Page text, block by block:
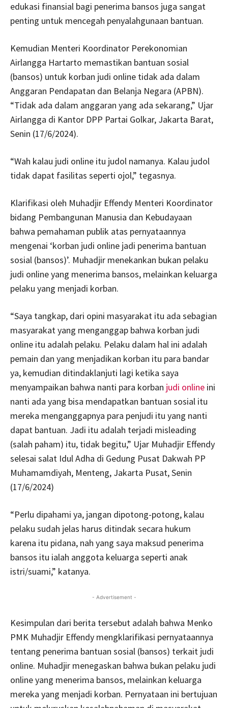
edukasi finansial bagi penerima bansos juga sangat
penting untuk mencegah penyalahgunaan bantuan.
Kemudian Menteri Koordinator Perekonomian
Airlangga Hartarto memastikan bantuan sosial
(bansos) untuk korban judi online tidak ada dalam
Anggaran Pendapatan dan Belanja Negara (APBN).
“Tidak ada dalam anggaran yang ada sekarang,” Ujar
Airlangga di Kantor DPP Partai Golkar, Jakarta Barat,
Senin (17/6/2024).
“Wah kalau judi online itu judol namanya. Kalau judol
tidak dapat fasilitas seperti ojol,” tegasnya.
Klarifikasi oleh Muhadjir Effendy Menteri Koordinator
bidang Pembangunan Manusia dan Kebudayaan
bahwa pemahaman publik atas pernyataannya
mengenai ‘korban judi online jadi penerima bantuan
sosial (bansos)’. Muhadjir menekankan bukan pelaku
judi online yang menerima bansos, melainkan keluarga
pelaku yang menjadi korban.
“Saya tangkap, dari opini masyarakat itu ada sebagian
masyarakat yang menganggap bahwa korban judi
online itu adalah pelaku. Pelaku dalam hal ini adalah
pemain dan yang menjadikan korban itu para bandar
ya, kemudian ditindaklanjuti lagi ketika saya
menyampaikan bahwa nanti para korban judi online ini
nanti ada yang bisa mendapatkan bantuan sosial itu
mereka menganggapnya para penjudi itu yang nanti
dapat bantuan. Jadi itu adalah terjadi misleading
(salah paham) itu, tidak begitu,” Ujar Muhadjir Effendy
selesai salat Idul Adha di Gedung Pusat Dakwah PP
Muhamamdiyah, Menteng, Jakarta Pusat, Senin
(17/6/2024)
“Perlu dipahami ya, jangan dipotong-potong, kalau
pelaku sudah jelas harus ditindak secara hukum
karena itu pidana, nah yang saya maksud penerima
bansos itu ialah anggota keluarga seperti anak
istri/suami,” katanya.
- Advertisement -
Kesimpulan dari berita tersebut adalah bahwa Menko
PMK Muhadjir Effendy mengklarifikasi pernyataannya
tentang penerima bantuan sosial (bansos) terkait judi
online. Muhadjir menegaskan bahwa bukan pelaku judi
online yang menerima bansos, melainkan keluarga
mereka yang menjadi korban. Pernyataan ini bertujuan